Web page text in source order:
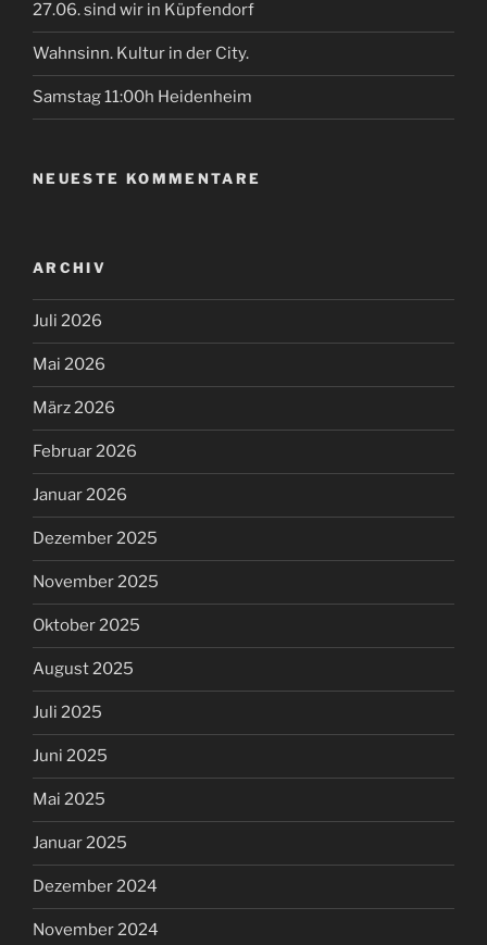
27.06. sind wir in Küpfendorf
Wahnsinn. Kultur in der City.
Samstag 11:00h Heidenheim
NEUESTE KOMMENTARE
ARCHIV
Juli 2026
Mai 2026
März 2026
Februar 2026
Januar 2026
Dezember 2025
November 2025
Oktober 2025
August 2025
Juli 2025
Juni 2025
Mai 2025
Januar 2025
Dezember 2024
November 2024